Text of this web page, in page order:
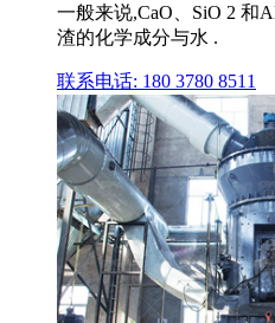
一般来说,CaO、SiO 2 和
渣的化学成分与水 .
联系电话: 180 3780 8511